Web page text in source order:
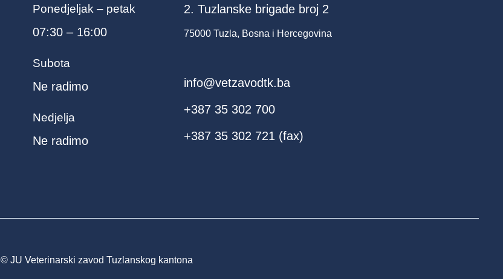
Ponedjeljak – petak
07:30 – 16:00
Subota
Ne radimo
Nedjelja
Ne radimo
2. Tuzlanske brigade broj 2
75000 Tuzla, Bosna i Hercegovina
info@vetzavodtk.ba
+387 35 302 700
+387 35 302 721 (fax)
© JU Veterinarski zavod Tuzlanskog kantona